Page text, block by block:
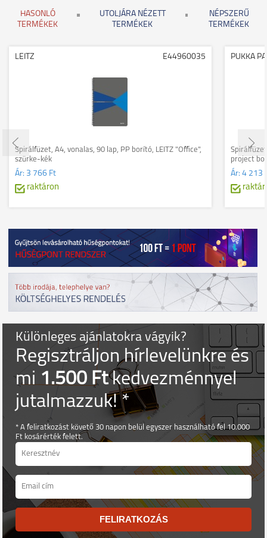
HASONLÓ
TERMÉKEK
UTOLJÁRA NÉZETT
TERMÉKEK
NÉPSZERŰ
TERMÉKEK
LEITZ E44960035
Spirálfüzet, A4, vonalas, 90 lap, PP borító, LEITZ "Office",
szürke-kék
Ár: 3 766 Ft
raktáron
PUKKA
project
Ár: 4 213
Különleges ajánlatokra vágyik?
Regisztráljon hírlevelünkre és
mi1.500 Ftkedvezménnyel
jutalmazzuk! *
* A feliratkozást követő 30 napon belül egyszer használható fel 10.000
Ft kosárérték felett.
FELIRATKOZÁS